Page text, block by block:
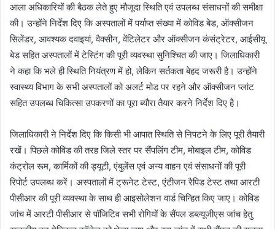
आला अधिकारियों की बैठक लेते हुए मौजूदा स्थिति एवं उपलब्ध संसाधनों की समीक्षा
की। उन्होंने निर्देश दिए कि अस्पतालों में पर्याप्त संख्या में कोविड बेड, ऑक्सीजन
सिलेंडर, आवश्यक दवाइयां, वैक्सीन, वेंटिलेटर और ऑक्सीजन कंसंट्रेटर, आईसीयू
बेड सहित अस्पतालों में टेस्टिंग की पूरी व्यवस्था सुनिश्चित की जाए। जिलाधिकारी
ने कहा कि भले ही स्थिति नियंत्रण में हो, लेकिन सर्तकता बेहद जरूरी है। उन्होंने
स्वास्थ्य विभाग के सभी अस्पतालों को अलर्ट मोड पर रहने और ऑक्सीजन प्लांट
सहित उपलब्ध चिकित्सा उपकरणों का पूरा ब्यौरा तैयार करने निर्देश दिए है।
जिलाधिकारी ने निर्देश दिए कि किसी भी आपात स्थिति से निपटने के लिए पूरी तैयारी
रखें। पिछले कोविड की तरह जिले स्तर पर सैंपलिंग टीम, मोबाइल टीम, कोविड
कंट्रोल रूम, कार्मिकों की ड्यूटी, एंबुलेंस एवं अन्य वाहन एवं संसाधनों की पूरी
रिपोर्ट उपलब्ध करें। अस्पतालों में ट्रूनेट टेस्ट, एंटीजन रैपिड टेस्ट तथा आरटी
पीसीआर की पूरी व्यवस्था के साथ ही आइसोलेशन वार्ड चिन्हित किए जाए। कोविड
जांच में आरटी पीसीआर से पॉजिटिव सभी रोगियों के सैंपल डब्ल्यूजीएस जांच हेतु